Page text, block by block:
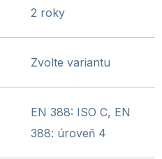
2 roky
Zvolte variantu
EN 388: ISO C, EN
388: úroveň 4